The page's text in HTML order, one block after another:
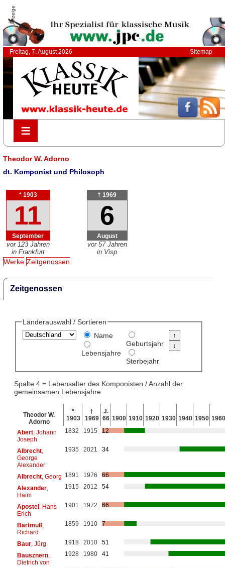
Anzeige
Freitag, 7. August 2026 Sitemap
≡
≡
Theodor W. Adorno
dt. Komponist und Philosoph
* 1903
11
September
vor 123 Jahren
in Frankfurt
† 1969
6
August
vor 57 Jahren
in Visp
Werke Zeitgenossen
Zeitgenossen
Länderauswahl / Sortieren
Name
Lebensjahre
Geburtsjahr
Sterbejahr
Spalte 4 = Lebensalter des Komponisten / Anzahl der
gemeinsamen Lebensjahre
Theodor W.
Adorno
*
1903
†
1969
J.
66 1900 1910 1920 1930 1940 1950 1960
Abert, Johann
Joseph
1832 1915 12
Albrecht,
George
Alexander
1935 2021 34
Albrecht, Georg 1891 1976
66
Alexander,
Haim
1915 2012 54
Apostel, Hans
Erich
1901 1972 66
Bartmuß,
Richard
1859 1910 7
Baur, Jürg 1918 2010
51
Bausznern,
Dietrich von
1928 1980 41